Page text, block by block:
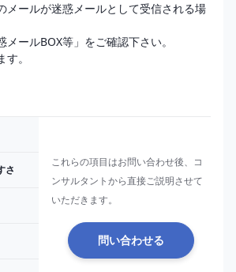
メールが迷惑メールとして受信される場
ールBOX等」をご確認下さい。
さ
これらの項目はお問い合わせ後、コ
ンサルタントから直接ご説明させて
いただきます。
問い合わせる